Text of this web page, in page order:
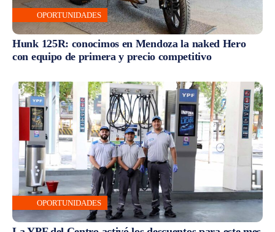
OPORTUNIDADES
Hunk 125R: conocimos en Mendoza la naked Hero
con equipo de primera y precio competitivo
OPORTUNIDADES